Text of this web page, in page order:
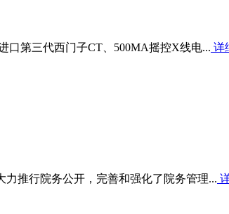
口第三代西门子CT、500MA摇控X线电... 详
力推行院务公开，完善和强化了院务管理...